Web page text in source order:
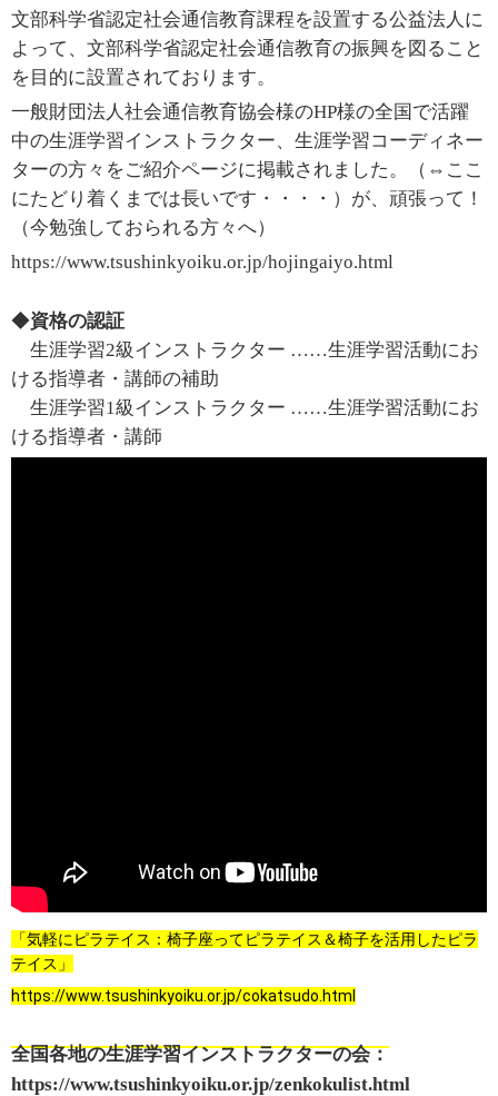
文部科学省認定社会通信教育課程を設置する公益法人に
よって、文部科学省認定社会通信教育の振興を図ること
を目的に設置されております。
一般財団法人社会通信教育協会様のHP様の全国で活躍
中の生涯学習インストラクター、生涯学習コーディネー
ターの方々をご紹介ページに掲載されました。（⇔ここ
にたどり着くまでは長いです・・・・）が、頑張って！
（今勉強しておられる方々へ）
https://www.tsushinkyoiku.or.jp/hojingaiyo.html
◆資格の認証
生涯学習2級インストラクター ……生涯学習活動にお
ける指導者・講師の補助
生涯学習1級インストラクター ……生涯学習活動にお
ける指導者・講師
「気軽にピラテイス：椅子座ってピラテイス＆椅子を活用したピラ
テイス」
https://www.tsushinkyoiku.or.jp/cokatsudo.html
全国各地の生涯学習インストラクターの会：
https://www.tsushinkyoiku.or.jp/zenkokulist.html